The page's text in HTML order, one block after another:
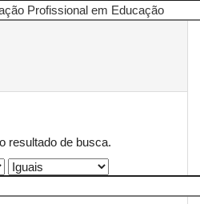
resultado de busca.